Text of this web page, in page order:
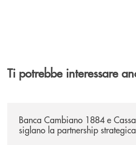
Ti potrebbe interessare
Banca Cambiano 1884 e
siglano la partnership strategica